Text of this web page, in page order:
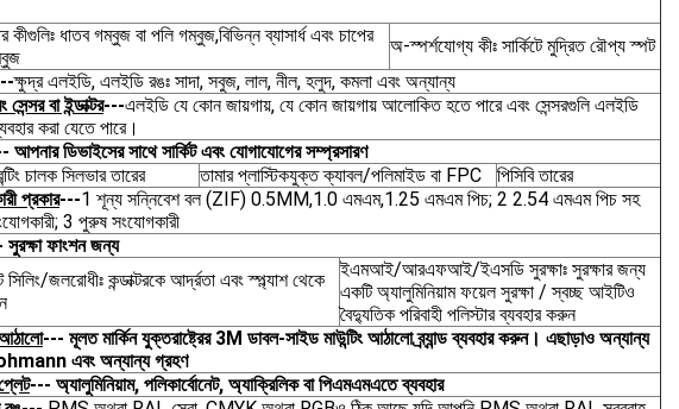
কীগুলিঃ ধাতব গম্বুজ বা পলি গম্বুজ,বিভিন্ন ব্যাসার্ধ এবং চাপের
অ-স্পর্শযোগ্য কীঃ সার্কিটে মুদ্রিত রৌপ্য স্পট
ক্ষুদ্র এলইডি, এলইডি রঙঃ সাদা, সবুজ, লাল, নীল, হলুদ, কমলা এবং অন্যান্য
বা ইন্ডাক্টর---এলইডি যে কোন জায়গায়, যে কোন জায়গায় আলোকিত হতে পারে এবং সেন্সরগুলি এলইডি
করা যেতে পারে।
আপনার ডিভাইসের সাথে সার্কিট এবং যোগাযোগের সম্প্রসারণ
চালক সিলভার তারের
তামার প্লাস্টিকযুক্ত ক্যাবল/পলিমাইড বা FPC
পিসিবি তারের
প্রকার---1 শূন্য সন্নিবেশ বল (ZIF) 0.5MM,1.0 এমএম,1.25 এমএম পিচ; 2 2.54 এমএম পিচ সহ
3 পুরুষ সংযোগকারী
ফাংশন জন্য
জলরোধীঃ কন্ডাক্টরকে আর্দ্রতা এবং স্প্ল্যাশ থেকে
ইএমআই/আরএফআই/ইএসডি সুরক্ষাঃ সুরক্ষার জন্য
একটি অ্যালুমিনিয়াম ফয়েল সুরক্ষা / স্বচ্ছ আইটিও
বৈদ্যুতিক পরিবাহী পলিস্টার ব্যবহার করুন
--- মূলত মার্কিন যুক্তরাষ্ট্রের 3M ডাবল-সাইড মাউন্টিং আঠালো ব্র্যান্ড ব্যবহার করুন। এছাড়াও অন্যান্য
এবং অন্যান্য গ্রহণ
--- অ্যালুমিনিয়াম, পলিকার্বোনেট, অ্যাক্রিলিক বা পিএমএমএতে ব্যবহার